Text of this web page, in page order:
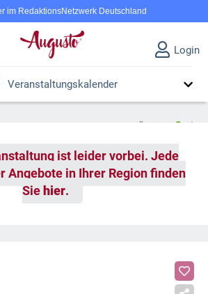
im RedaktionsNetzwerk Deutschland
Login
Veranstaltungskalender
ist leider vorbei. Jede
Angebote in Ihrer Region finden
Sie hier.